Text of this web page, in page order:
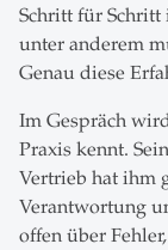
Schritt für
unter anderem
Genau diese
Im Gespräch
Praxis kennt.
Vertrieb hat ihm
Verantwortung
offen über